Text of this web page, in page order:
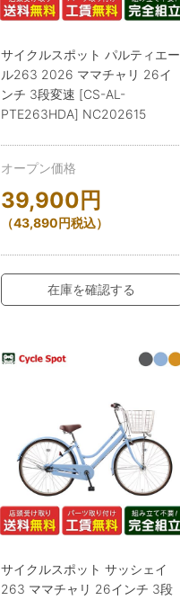
サイクルスポット パルティエー
ル263 2026 ママチャリ 26イ
ンチ 3段変速 [CS-AL-
PTE263HDA] NC202615
オープン価格
39,900 円
（43,890円税込）
在庫を確認する
サイクルスポット サッシェイ
263 ママチャリ 26インチ 3段